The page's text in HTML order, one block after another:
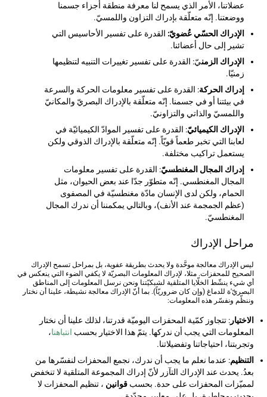
عضلاتنا، الأمر الذي يسمح لنا معرفة منطقة أجزاء جسمنا
ووضعتنا. إنّه متعلّقة بإدراك التزاون واللمسيّ.
الإدراك الحسّي عُضويّ: القدرة على تفسير الأحاسيس التي
تشير إلى حال أعضائنا.
الإدراك الزمنيّ: القدرة على تفسير تغييرات التنبيه لتنظيمها
زمنيّا.
إدراك الحركة: القدرة على تفسير معلومات الحركة والسرعة
في بيئتنا أو في جسمنا. إنّه متعلّقة بالإدراك البصريّ والمكانيّ
واللمسيّ والذاتي والتزاونيّ.
الإدراك الكيميائيّ: القدرة على تفسير الموادّ الكيميائيّة في
لعابنا التي تخبر طعماً قويّاً. إنّه متعلّقة بالإدراك الذوقي ولكن
يستعمل تراكيب مختلفة.
إدراك المجال المغنطسيّ: القدرة على تفسير معلومات
المجال المغنطسي. إنّه متطوّر جدّا عند بعض الحيوان، مثل
الحمام، ولكن لدى الإنسان مادّة مغنطسيّة في المصفوى
(عظم الجمجمة عند الأنف)، وبالتالي يمكمننا أن ندرك المجال
المغنطسيّ.
مراحل الإدراك
ليس الإدراك معالجة موحَّدة ولا يحدث بطريقة عفوية، بل بمراحل تسمح الإدراك
الصحيح للمحفزات. مثلا، لإدراك المعلومات البصريّة لا يكفي الضوء التي ينعكس في
أي شيء ينشّط الخلّايا المتلقية لشبكيّتنا ونحن نرسل المعلومات إلى المناطق
البصريّ'ة للدماغ (وإن كان ضروريّاً). بما أنّ الإدراك معالجة نشيطة، علينا أن نختار
وننظّم ونفسّر هذه المعلومات:
الاختيار: تتجاوز كمّية المحفزات اليوميّة قدرتنا، لذلك علينا أن نختار
المعلومات التي يجب أن ندركها. يتمّ هذا الاختيار بحسب انتباهنا،
وتجربتنا، احتياجاتنا وتفضيلاتنا.
التنظيم: عندما نعلم ما يجب أن ندرك، نجمع المحفزات لنفسّرها من
بعدُ. يحدث عند الإدراك التآزر لأنّ إدراك المجموعة المتلقية لا تنخفض
لمميّزات المحفزات على حدة. بحسبقوانين ، تنظيم المحفزات لا